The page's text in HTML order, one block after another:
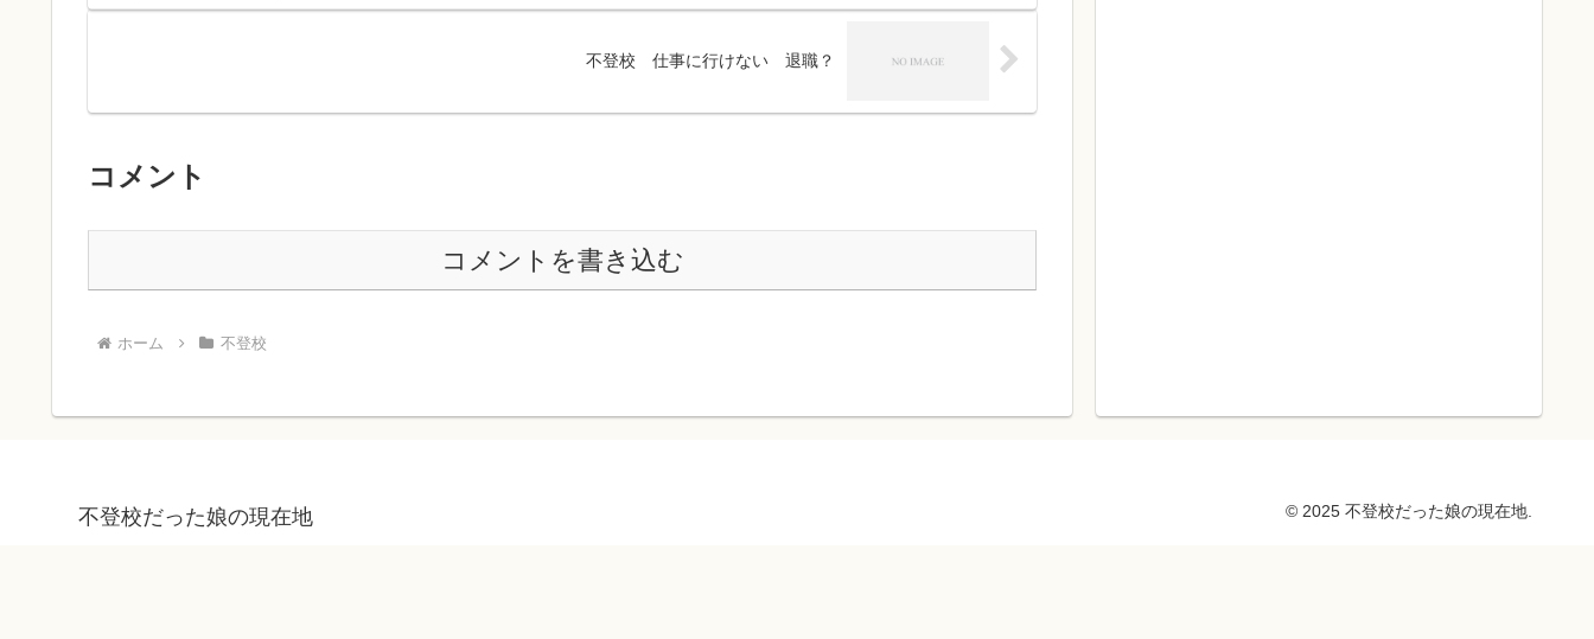
不登校 仕事に行けない 退職？
コメント
コメントを書き込む
ホーム 不登校
不登校だった娘の現在地 © 2025 不登校だった娘の現在地.